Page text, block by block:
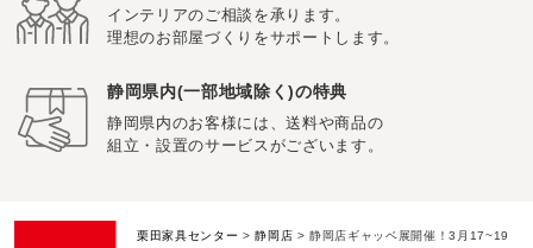
インテリアのご相談を承ります。
理想のお部屋づくりをサポートします。
静岡県内(一部地域除く)の特典
静岡県内のお客様には、送料や商品の
組立・設置のサービスがございます。
栗田家具センター >静岡店 >静岡店ギャッベ展開催！3月17~19